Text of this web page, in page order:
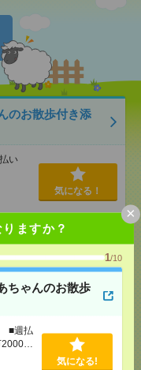
ますか？
1/10
ちゃんのお散歩
■週払
円
気になる!
×
のお散歩付き添
い
気になる！
プレゼント】生
い
/京